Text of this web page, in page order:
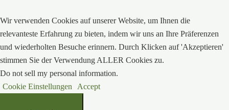
Wir verwenden Cookies auf unserer Website, um Ihnen die
relevanteste Erfahrung zu bieten, indem wir uns an Ihre Präferenzen
und wiederholten Besuche erinnern. Durch Klicken auf 'Akzeptieren'
stimmen Sie der Verwendung ALLER Cookies zu.
Do not sell my personal information.
Cookie Einstellungen
Accept